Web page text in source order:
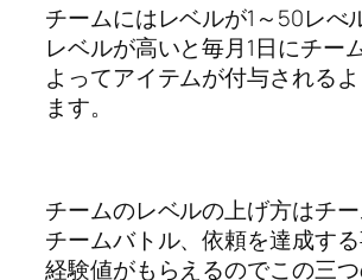
チームにはレベルが1～50レべ
レベルが高いと毎月1日にチー
よってアイテムが付与される
ます。
チームのレベルの上げ方はチー
チームバトル、依頼を達成す
経験値がもらえるのでこの三